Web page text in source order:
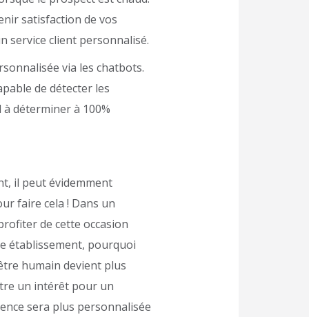
satisfaction de vos
service client personnalisé.
via les chatbots.
de détecter les
déterminer à 100%
il peut évidemment
faire cela ! Dans un
de cette occasion
établissement, pourquoi
humain devient plus
un intérêt pour un
sera plus personnalisée